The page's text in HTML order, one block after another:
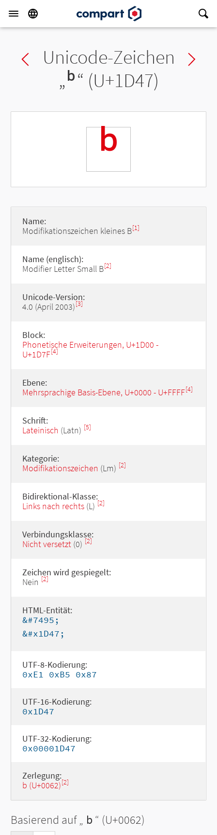
Previous char
Unicode-Zeichen
„ᵇ“ (U+1D47)
ᵇ
Name:
Modifikationszeichen kleines B[1]
Name (englisch):
Modifier Letter Small B[2]
Unicode-Version:
4.0 (April 2003)[3]
Block:
Phonetische Erweiterungen, U+1D00 -
U+1D7F[4]
Ebene:
Mehrsprachige Basis-Ebene, U+0000 - U+FFFF[4]
Schrift:
Lateinisch (Latn) [5]
Kategorie:
Modifikationszeichen (Lm) [2]
Bidirektional-Klasse:
Links nach rechts(L) [2]
Verbindungsklasse:
Nicht versetzt(0) [2]
Zeichen wird gespiegelt:
Nein [2]
HTML-Entität:
&#7495;
&#x1D47;
UTF-8-Kodierung:
0xE1 0xB5 0x87
UTF-16-Kodierung:
0x1D47
UTF-32-Kodierung:
0x00001D47
Zerlegung:
b (U+0062)[2]
Basierend auf „ b“ (U+0062)